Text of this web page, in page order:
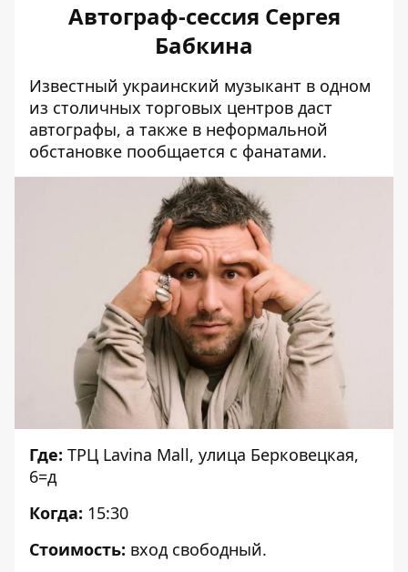
Автограф-сессия Сергея
Бабкина
Известный украинский музыкант в одном
из столичных торговых центров даст
автографы, а также в неформальной
обстановке пообщается с фанатами.
Где: ТРЦ Lavina Mall, улица Берковецкая,
6=д
Когда: 15:30
Стоимость: вход свободный.